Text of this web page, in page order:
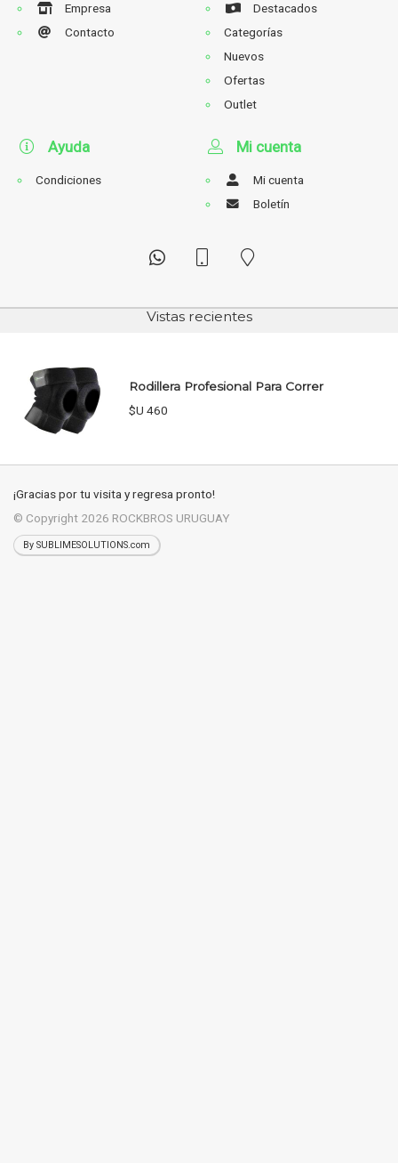
Empresa
Contacto
Destacados
Categorías
Nuevos
Ofertas
Outlet
Ayuda
Condiciones
Mi cuenta
Mi cuenta
Boletín
Vistas recientes
Rodillera Profesional Para Correr
$U 460
¡Gracias por tu visita y regresa pronto!
© Copyright 2026 ROCKBROS URUGUAY
By SUBLIMESOLUTIONS.com